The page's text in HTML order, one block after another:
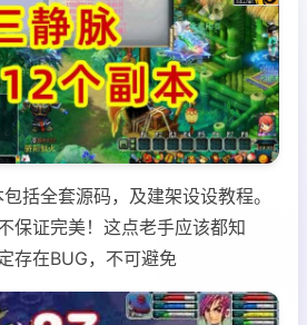
括全套源码，及建架设设教程。
保证完美！这点老手应该都知
存在BUG，不可避免